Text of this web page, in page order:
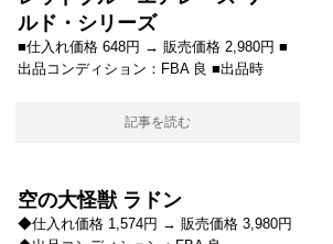
ルド・シリーズ
■仕入れ価格 648円 → 販売価格 2,980円 ■
出品コンディション：FBA 良 ■出品時
記事を読む
空の大怪獣 ラドン
◆仕入れ価格 1,574円 → 販売価格 3,980円